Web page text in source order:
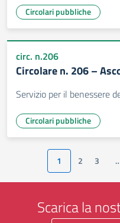
Circolari pubbliche
circ. n.206
Circolare n. 206 –
Servizio per il benessere
Circolari pubbliche
1 2 3
Scarica la